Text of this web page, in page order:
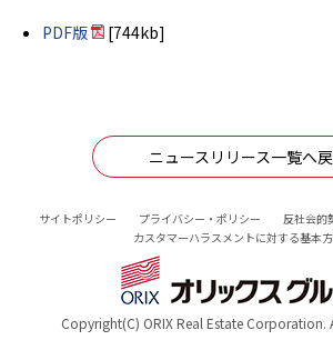
PDF版 [744kb]
ニュースリリース一覧へ
サイトポリシー プライバシー・ポリシー
反社会的
カスタマーハラスメントに対する基本
Copyright(C) ORIX Real Estate Corporation.